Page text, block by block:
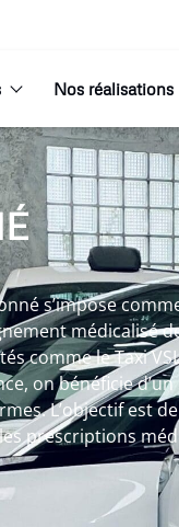
Nos réalisations
s’impose
médicalisé
comme le Taxi
on bénéficie d’un
L’objectif est de
prescriptions